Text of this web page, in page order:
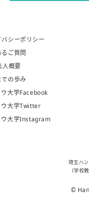
バシーポリシー
るご質問
人概要
での歩み
ウ大学Facebook
ウ大学Twitter
ウ大学Instagram
埼玉ハ
（学校
©